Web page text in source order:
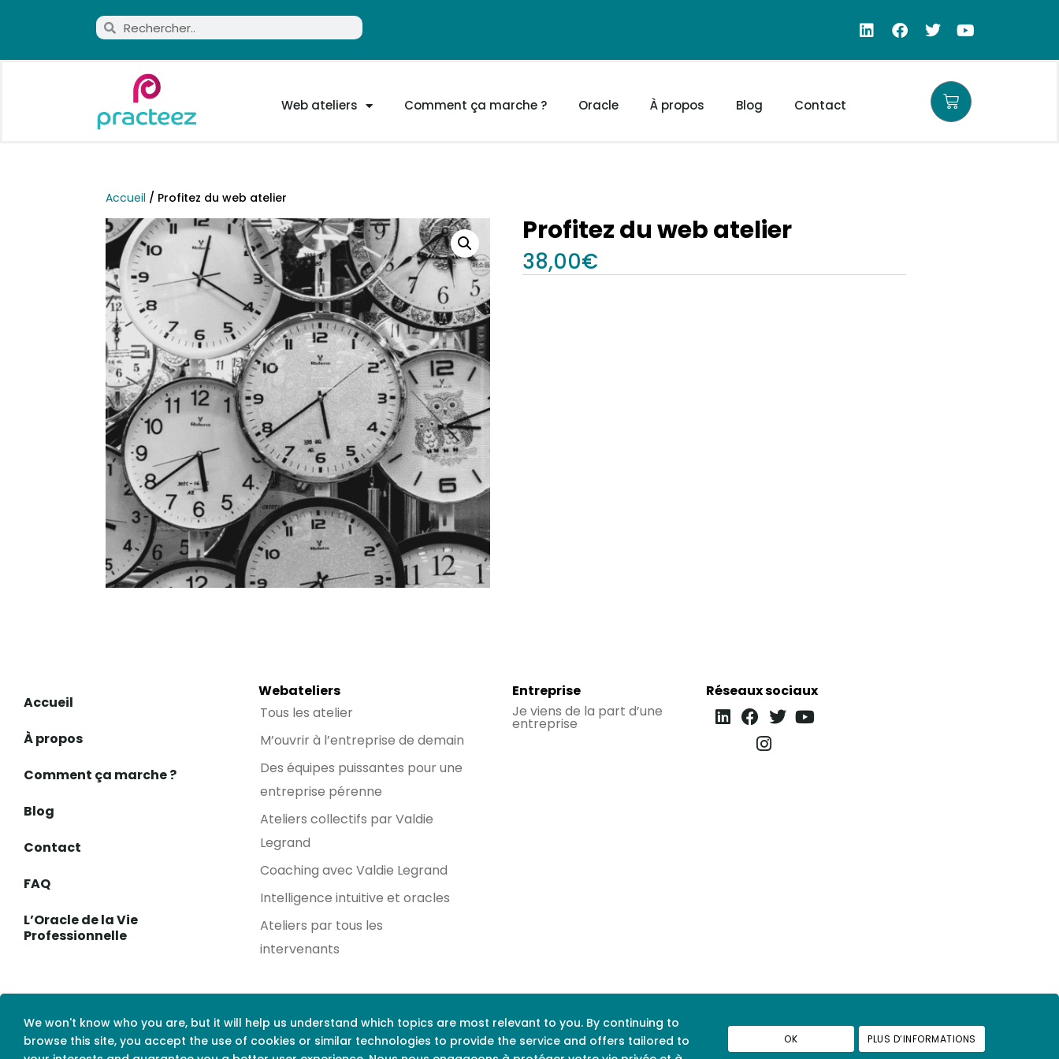
Web ateliers Comment ça marche ? Oracle À propos Blog Contact
Accueil / Profitez du web atelier
Profitez du web atelier
38,00€
Accueil
À propos
Comment ça marche ?
Blog
Contact
FAQ
L’Oracle de la Vie
Professionnelle
Webateliers
Tous les atelier
M’ouvrir à l’entreprise de demain
Des équipes puissantes pour une
entreprise pérenne
Ateliers collectifs par Valdie
Legrand
Coaching avec Valdie Legrand
Intelligence intuitive et oracles
Ateliers par tous les
intervenants
Entreprise
Je viens de la part d’une
entreprise
Réseaux sociaux
We won't know who you are, but it will help us understand which topics are most relevant to you. By continuing to
browse this site, you accept the use of cookies or similar technologies to provide the service and offers tailored to
OK PLUS D’INFORMATIONS